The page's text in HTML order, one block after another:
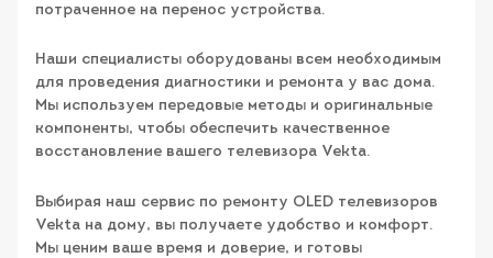
потраченное на перенос устройства.
Наши специалисты оборудованы всем необходимым
для проведения диагностики и ремонта у вас дома.
Мы используем передовые методы и оригинальные
компоненты, чтобы обеспечить качественное
восстановление вашего телевизора Vekta.
Выбирая наш сервис по ремонту OLED телевизоров
Vekta на дому, вы получаете удобство и комфорт.
Мы ценим ваше время и доверие, и готовы